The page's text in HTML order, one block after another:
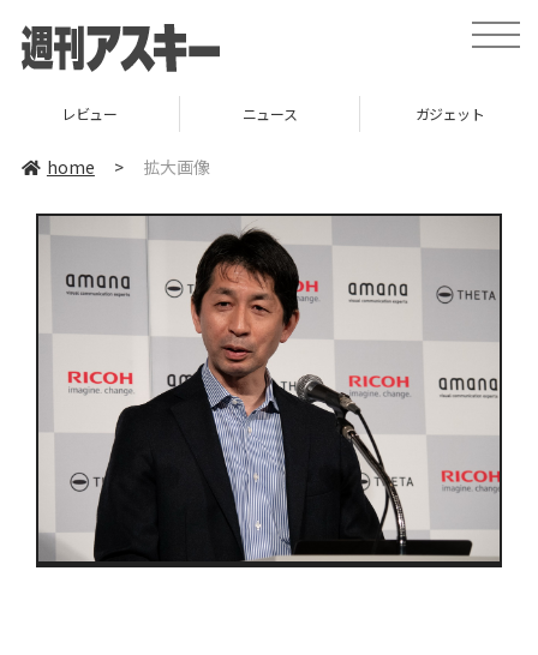
toggle
レビュー ニュース ガジェット
home > 拡大画像